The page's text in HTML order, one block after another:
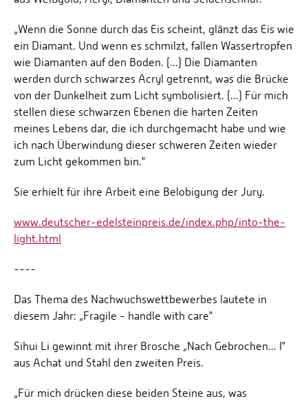
„Wenn die Sonne durch das Eis scheint, glänzt das Eis wie
ein Diamant. Und wenn es schmilzt, fallen Wassertropfen
wie Diamanten auf den Boden. (...) Die Diamanten
werden durch schwarzes Acryl getrennt, was die Brücke
von der Dunkelheit zum Licht symbolisiert. (...) Für mich
stellen diese schwarzen Ebenen die harten Zeiten
meines Lebens dar, die ich durchgemacht habe und wie
ich nach Überwindung dieser schweren Zeiten wieder
zum Licht gekommen bin."
Sie erhielt für ihre Arbeit eine Belobigung der Jury.
www.deutscher-edelsteinpreis.de/index.php/into-the-
light.html
----
Das Thema des Nachwuchswettbewerbes lautete in
diesem Jahr: „Fragile - handle with care"
Sihui Li gewinnt mit ihrer Brosche „Nach Gebrochen... I"
aus Achat und Stahl den zweiten Preis.
„Für mich drücken diese beiden Steine aus, was